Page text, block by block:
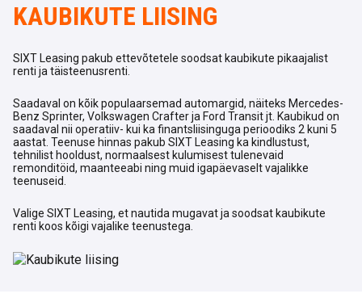
KAUBIKUTE LIISING
SIXT Leasing pakub ettevõtetele soodsat kaubikute pikaajalist
renti ja täisteenusrenti.
Saadaval on kõik populaarsemad automargid, näiteks Mercedes-
Benz Sprinter, Volkswagen Crafter ja Ford Transit jt. Kaubikud on
saadaval nii operatiiv- kui ka finantsliisinguga perioodiks 2 kuni 5
aastat. Teenuse hinnas pakub SIXT Leasing ka kindlustust,
tehnilist hooldust, normaalsest kulumisest tulenevaid
remonditöid, maanteeabi ning muid igapäevaselt vajalikke
teenuseid.
Valige SIXT Leasing, et nautida mugavat ja soodsat kaubikute
renti koos kõigi vajalike teenustega.